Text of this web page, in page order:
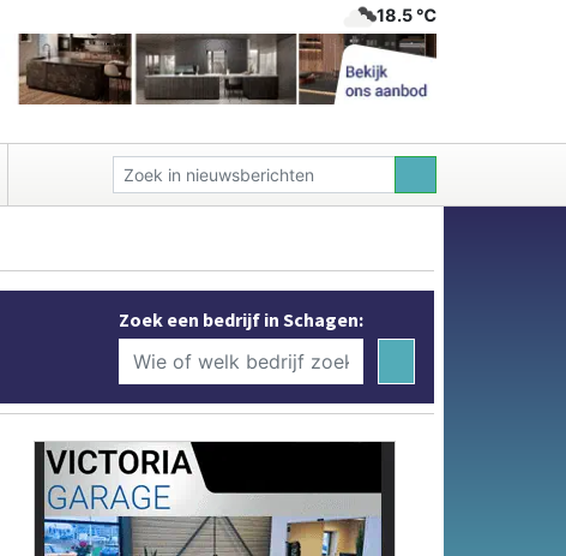
18.5 ℃
Zoek een bedrijf in Schagen: